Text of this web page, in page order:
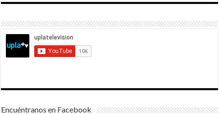
Encuéntranos en Facebook